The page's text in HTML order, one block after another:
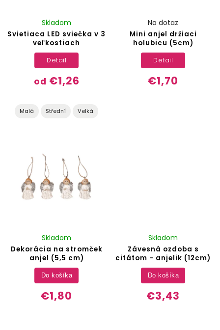
Svietiaca LED sviečka v 3
veľkostiach
Skladom
od €1,26
Detail
Malá Střední Velká
Mini anjel držiaci
holubicu (5cm)
Na dotaz
€1,70
Detail
Dekorácia na stromček
anjel (5,5 cm)
Skladom
€1,80
Do košíka
Závesná ozdoba s
citátom - anjelik (12cm)
Skladom
€3,43
Do košíka